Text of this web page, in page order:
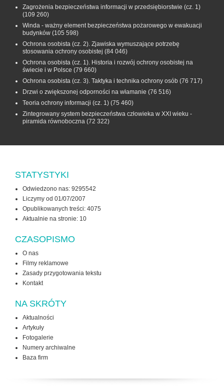
Zagrożenia bezpieczeństwa informacji w przedsiębiorstwie (cz. 1)
(109 260)
Winda - ważny element bezpieczeństwa pożarowego w ewakuacji
budynków (105 598)
Ochrona osobista (cz. 2). Zjawiska wymuszające potrzebę
stosowania ochrony osobistej (84 046)
Ochrona osobista (cz. 1). Historia i rozwój ochrony osobistej na
świecie i w Polsce (79 660)
Ochrona osobista (cz. 3). Taktyka i technika ochrony osób (76 717)
Drzwi o zwiększonej odporności na włamanie (76 516)
Teoria ochrony informacji (cz. 1) (75 460)
Zintegrowany system bezpieczeństwa człowieka w XXI wieku -
piramida równoboczna (72 322)
STATYSTYKI
Odwiedzono nas: 9295542
Liczymy od 01/07/2007
Opublikowanych treści: 4075
Aktualnie na stronie: 10
CZASOPISMO
O nas
Filmy reklamowe
Zasady przygotowania tekstu
Kontakt
NA SKRÓTY
Aktualności
Artykuły
Fotogalerie
Numery archiwalne
Baza firm